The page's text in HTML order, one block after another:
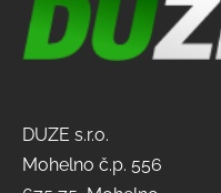
DUZE s.r.o.
Mohelno č.p. 556